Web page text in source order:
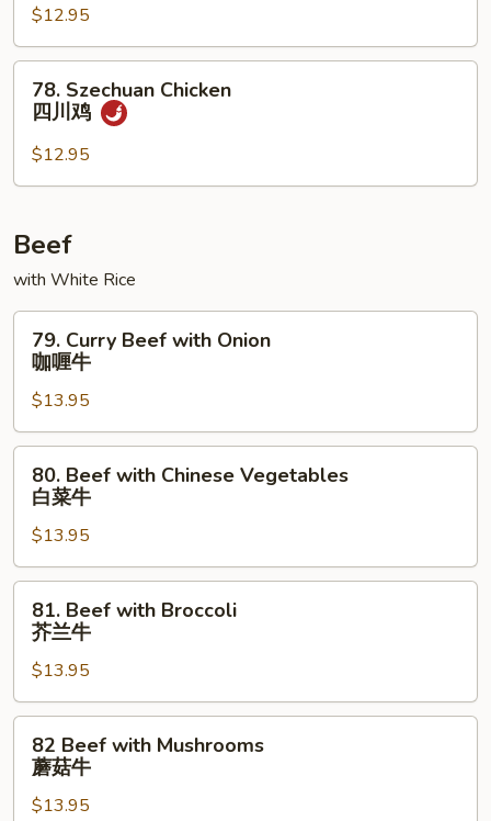
Garlic
Sauce
鱼
$12.95
Szechuan
Chicken
川
78. Szechuan Chicken
四川鸡
$12.95
Beef
with White Rice
Curry
Beef
with
Onion
咖
79. Curry Beef with Onion
咖喱牛
$13.95
Beef
with
Chinese
Vegetables
白
80. Beef with Chinese Vegetables
白菜牛
$13.95
Beef
with
Broccoli
芥
兰
81. Beef with Broccoli
芥兰牛
$13.95
Beef
with
Mushrooms
82 Beef with Mushrooms
蘑菇牛
$13.95